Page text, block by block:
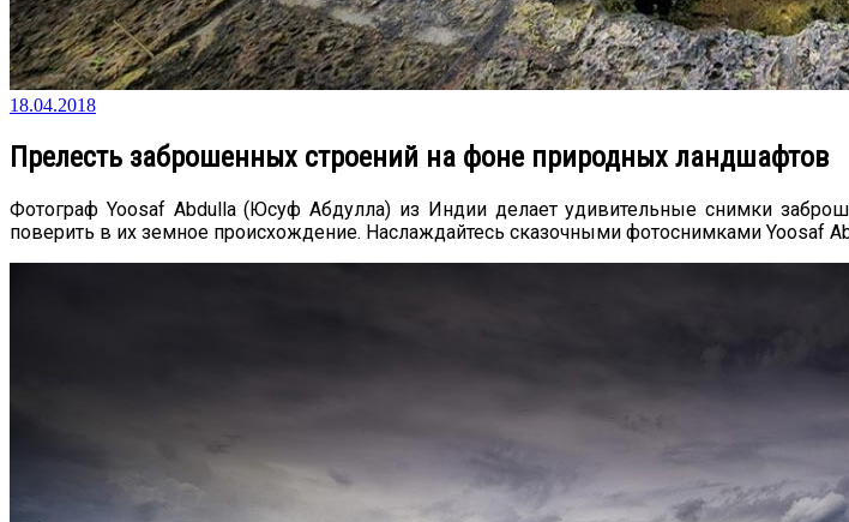
18.04.2018
Прелесть заброшенных строений на фоне природных ландшафтов
Фотограф Yoosaf Abdulla (Юсуф Абдулла) из Индии делает удивительные снимки
поверить в их земное происхождение. Наслаждайтесь сказочными фотоснимками Yoosaf